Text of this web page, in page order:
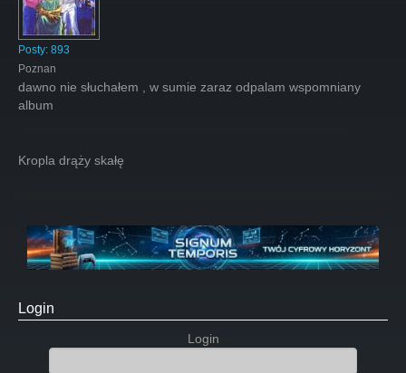
Posty: 893
Poznan
dawno nie słuchałem , w sumie zaraz odpalam wspomniany
album
Kropla drąży skałę
Login
Login